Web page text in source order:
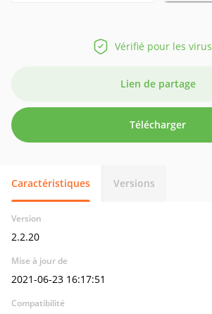
Vérifié pour les virus
Lien de partage
Télécharger
Caractéristiques Versions
Version
2.2.20
Mise à jour de
2021-06-23 16:17:51
Compatibilité